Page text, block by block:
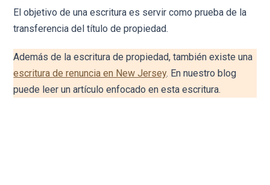
El objetivo de una escritura es servir como prueba de la
transferencia del título de propiedad.
Además de la escritura de propiedad, también existe una
escritura de renuncia en New Jersey. En nuestro blog
puede leer un artículo enfocado en esta escritura.